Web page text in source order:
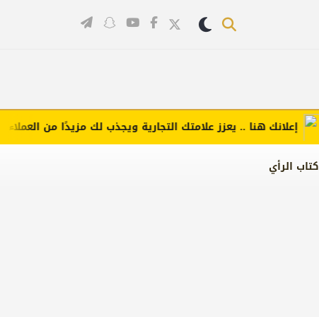
كتاب الرأي
إعلانك هنا .. يعزز علامتك التجارية ويجذب لك مزيدًا من العملاء